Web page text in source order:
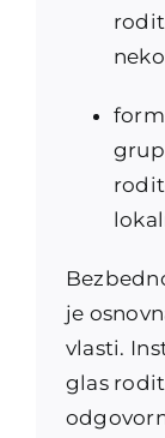
je
vlasti.
glas